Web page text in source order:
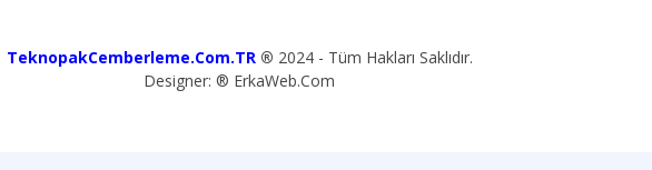
TeknopakCemberleme.Com.TR ® 2024 - Tüm Hakları Saklıdır.
Designer: ® ErkaWeb.Com